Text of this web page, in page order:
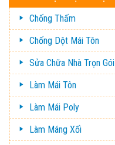
Chống Thấm
Chống Dột Mái Tôn
Sửa Chữa Nhà Trọn Gói
Làm Mái Tôn
Làm Mái Poly
Làm Máng Xối